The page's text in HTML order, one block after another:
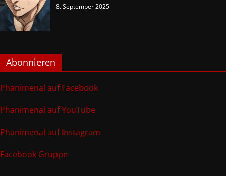
8. September 2025
Abonnieren
Phanimenal auf Facebook
Phanimenal auf YouTube
Phanimenal auf Instagram
Facebook Gruppe